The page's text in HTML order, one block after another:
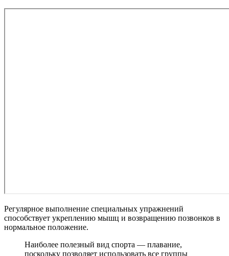
Регулярное выполнение специальных упражнений
способствует укреплению мышц и возвращению позвонков в
нормальное положение.
Наиболее полезный вид спорта — плавание,
поскольку позволяет использовать все группы